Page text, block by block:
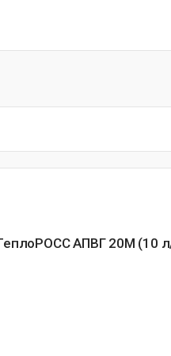
АПВГ 20M (10